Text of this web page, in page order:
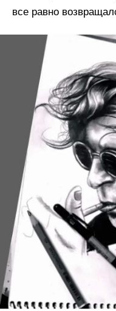
все равно